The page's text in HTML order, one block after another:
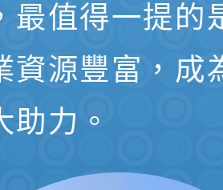
最值得一提的
資源豐富，成
助力。